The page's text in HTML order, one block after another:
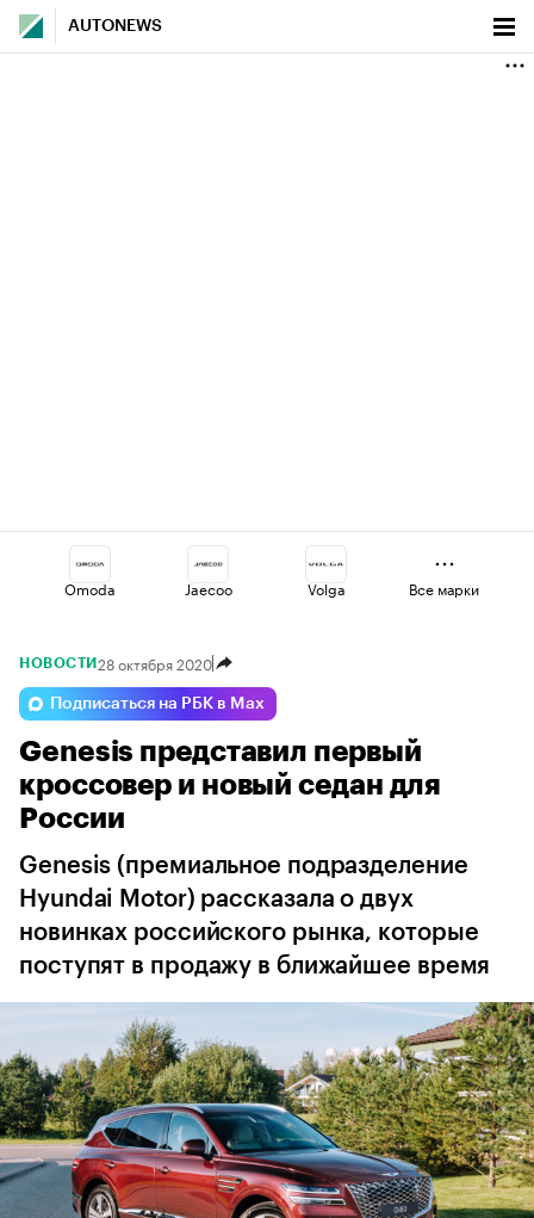
AUTONEWS
Omoda Jaecoo Volga
Geely Lada
Changan Haval Voyah
Все марки
НОВОСТИ 28 октября 2020
Подписаться на РБК в Max
Genesis представил первый
кроссовер и новый седан для
России
Genesis (премиальное подразделение
Hyundai Motor) рассказала о двух
новинках российского рынка, которые
поступят в продажу в ближайшее время